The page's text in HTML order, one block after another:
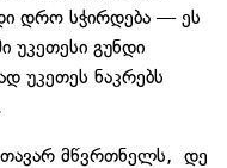
დრო სჭირდება — ეს
უკეთესი გუნდი
უკეთეს ნაკრებს
მთავარ მწვრთნელს, დე